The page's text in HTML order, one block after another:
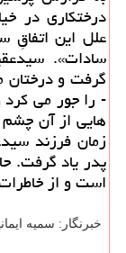
درختكاری در
علل این اتفاقِ
سادات».
گرفت و درختان
- را جور می
هایی از آن
زمان فرزند
پدر یاد گرفت.
است و از
خبرنگار: سمیه